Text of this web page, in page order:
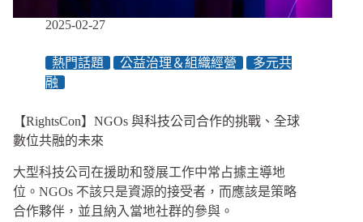
2025-02-27
熱門話題 公益治理＆組織經營
多元共
融
【RightsCon】NGOs 與科技公司合作的挑戰、全球
數位共融的未來
大型科技公司在援助和發展工作中常占據主導地
位。NGOs 不該只是資源的接受者，而應該是策略
合作夥伴，並且納入當地社群的參與。